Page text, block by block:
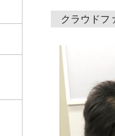
クラウドフ